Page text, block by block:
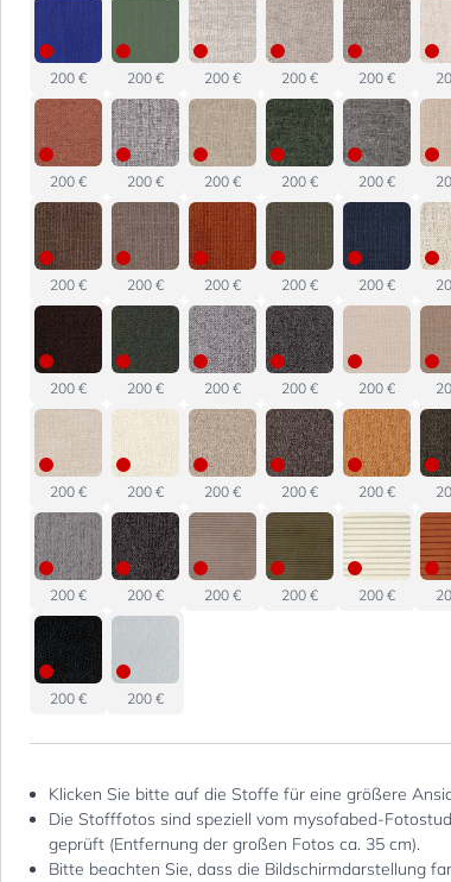
200 € 200 € 200 € 200 € 200 €
200 € 200 € 200 € 200 € 200 €
200 € 200 € 200 € 200 € 200 €
200 € 200 € 200 € 200 € 200 €
200 € 200 € 200 € 200 € 200 €
200 € 200 € 200 € 200 € 200 €
200 € 200 €
Klicken Sie bitte auf die Stoffe für eine größere
Die Stofffotos sind speziell vom mysofabed-
geprüft (Entfernung der großen Fotos ca. 35 cm).
Bitte beachten Sie, dass die Bildschirmdarstellung